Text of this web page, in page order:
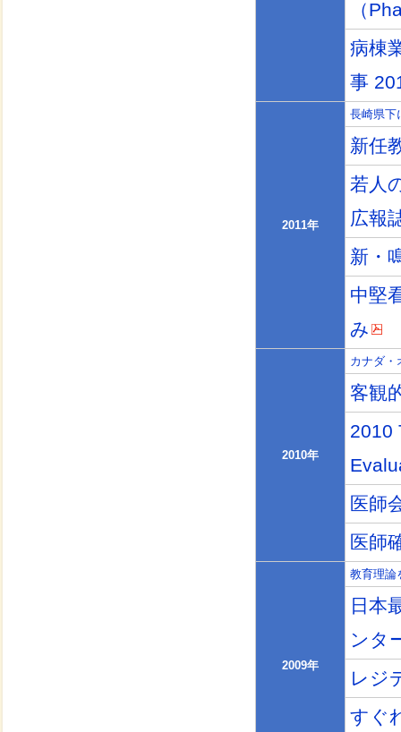
（
病棟
事
2011年
長崎県下
新任
若人
広報
新・
中堅
み
2010年
カナダ・
客観
2010
医師
医師
2009年
教育理論
日本
ンタ
レジ
すぐ